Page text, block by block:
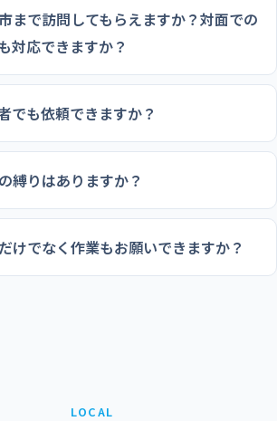
まで訪問してもらえますか？対面での
対応できますか？
でも依頼できますか？
縛りはありますか？
けでなく作業もお願いできますか？
LOCAL